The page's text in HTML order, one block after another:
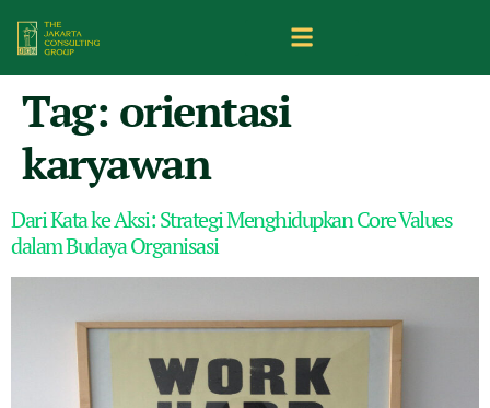
Tag: orientasi
karyawan
Dari Kata ke Aksi: Strategi Menghidupkan Core Values
dalam Budaya Organisasi